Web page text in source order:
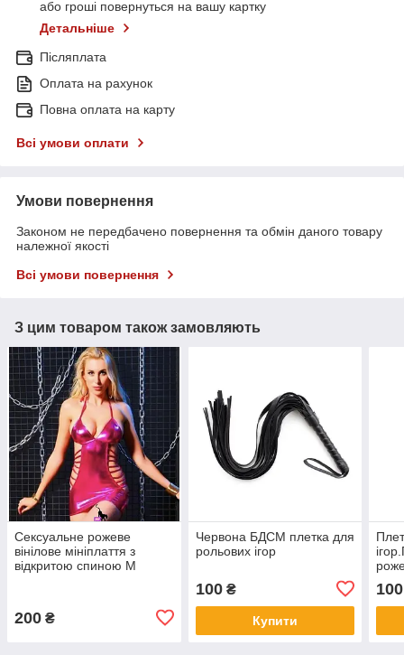
або гроші повернуться на вашу картку
Детальніше
Післяплата
Оплата на рахунок
Повна оплата на карту
Всі умови оплати
Умови повернення
Законом не передбачено повернення та обмін даного товару
належної якості
Всі умови повернення
З цим товаром також замовляють
Сексуальне рожеве
вінілове мініплаття з
відкритою спиною М
200 ₴
Червона БДСМ плетка для
рольових ігор
100₴
Купити
100